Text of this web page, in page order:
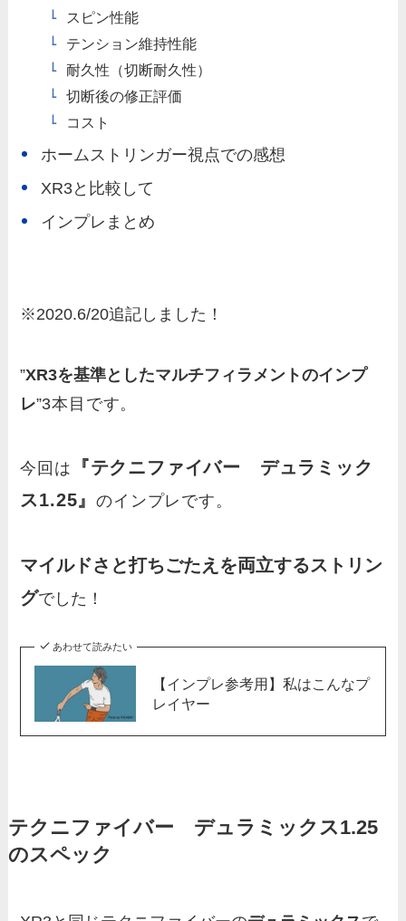
スピン性能
テンション維持性能
耐久性（切断耐久性）
切断後の修正評価
コスト
ホームストリンガー視点での感想
XR3と比較して
インプレまとめ
※2020.6/20追記しました！
”XR3を基準としたマルチフィラメントのインプ
レ”3本目です。
今回は
『テクニファイバー デュラミック
ス1.25』のインプレです。
マイルドさと打ちごたえを両立するストリン
グでした！
あわせて読みたい
【インプレ参考用】私はこんなプ
レイヤー
テクニファイバー デュラミックス1.25
のスペック